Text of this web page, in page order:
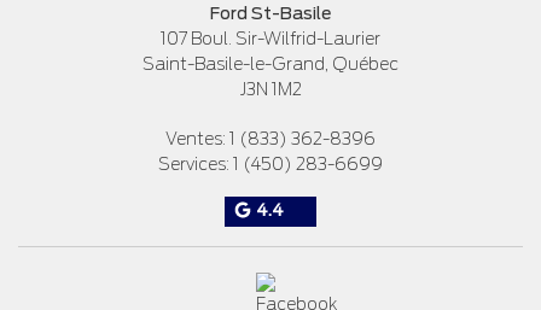
Ford St-Basile
107 Boul. Sir-Wilfrid-Laurier
Saint-Basile-le-Grand Québec
J3N 1M2
Ventes: 1 (833) 362-8396
Services: 1 (450) 283-6699
4.4